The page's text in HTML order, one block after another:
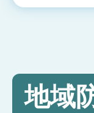
地域